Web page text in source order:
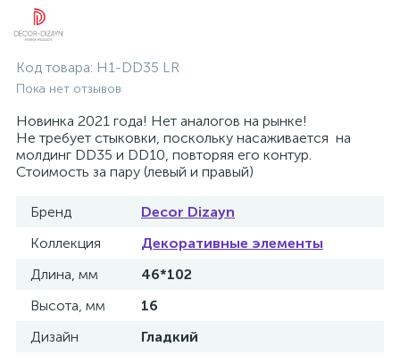
Код товара: H1-DD35 LR
Пока нет отзывов
Новинка 2021 года! Нет аналогов на рынке!
Не требует стыковки, поскольку насаживается на
молдинг DD35 и DD10, повторяя его контур.
Стоимость за пару (левый и правый)
Бренд
Decor Dizayn
Коллекция
Декоративные элементы
Длина, мм
46*102
Высота, мм
16
Дизайн
Гладкий